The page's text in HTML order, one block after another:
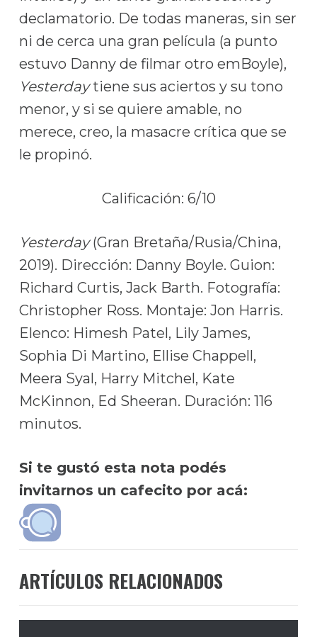
declamatorio. De todas maneras, sin ser
ni de cerca una gran película (a punto
estuvo Danny de filmar otro emBoyle),
Yesterdaytiene sus aciertos y su tono
menor, y si se quiere amable, no
merece, creo, la masacre crítica que se
le propinó.
Calificación: 6/10
Yesterday(Gran Bretaña/Rusia/China,
2019). Dirección: Danny Boyle. Guion:
Richard Curtis, Jack Barth. Fotografía:
Christopher Ross. Montaje: Jon Harris.
Elenco: Himesh Patel, Lily James,
Sophia Di Martino, Ellise Chappell,
Meera Syal, Harry Mitchel, Kate
McKinnon, Ed Sheeran. Duración: 116
minutos.
Si te gustó esta nota podés
invitarnos un cafecito por acá:
ARTÍCULOS RELACIONADOS